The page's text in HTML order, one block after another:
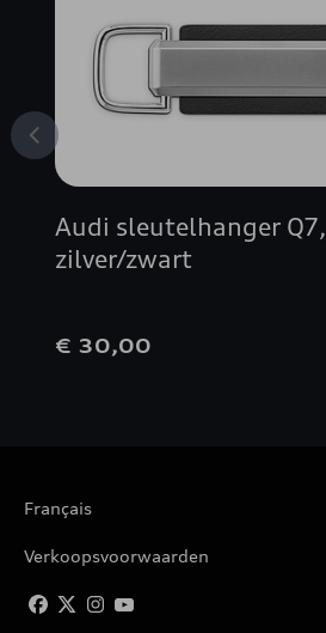
Audi sleutelhanger Q7,
zilver/zwart
€ 30,00
Français
Verkoopsvoorwaarden